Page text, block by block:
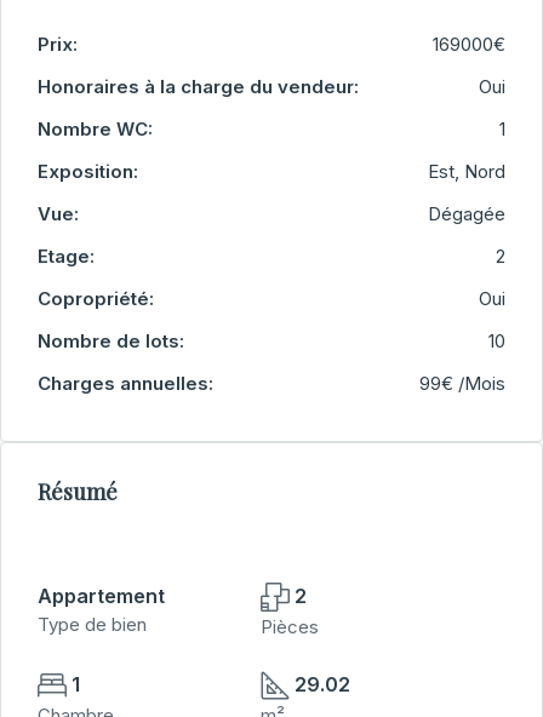
Prix:
169000€
Honoraires à la charge du vendeur:
Oui
Nombre WC:
1
Exposition:
Est, Nord
Vue:
Dégagée
Etage:
2
Copropriété:
Oui
Nombre de lots:
10
Charges annuelles:
99€ /Mois
Résumé
Appartement
Type de bien
2
Pièces
1 29.02